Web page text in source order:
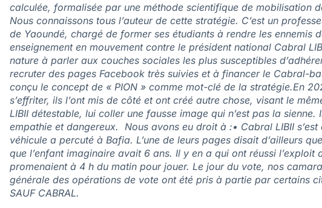
calculée, formalisée par une méthode scientifique de mobilisation
Nous connaissons tous l’auteur de cette stratégie. C’est un
de Yaoundé, chargé de former ses étudiants à rendre les ennemis
enseignement en mouvement contre le président national Cabral
nature à parler aux couches sociales les plus susceptibles
recruter des pages Facebook très suivies et à financer le Cabral-
conçu le concept de « PION » comme mot-clé de la stratégie.En
s’effriter, ils l’ont mis de côté et ont créé autre chose, visant le
LIBII détestable, lui coller une fausse image qui n’est pas la
empathie et dangereux. Nous avons eu droit à :• Cabral LIBII
véhicule a percuté à Bafia. L’une de leurs pages disait d’ailleurs
que l’enfant imaginaire avait 6 ans. Il y en a qui ont réussi
promenaient à 4 h du matin pour jouer. Le jour du vote, nos
générale des opérations de vote ont été pris à partie par certains
SAUF CABRAL.